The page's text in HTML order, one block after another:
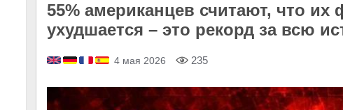
55% американцев считают, что
ухудшается – это рекорд за всю
4 мая 2026 235